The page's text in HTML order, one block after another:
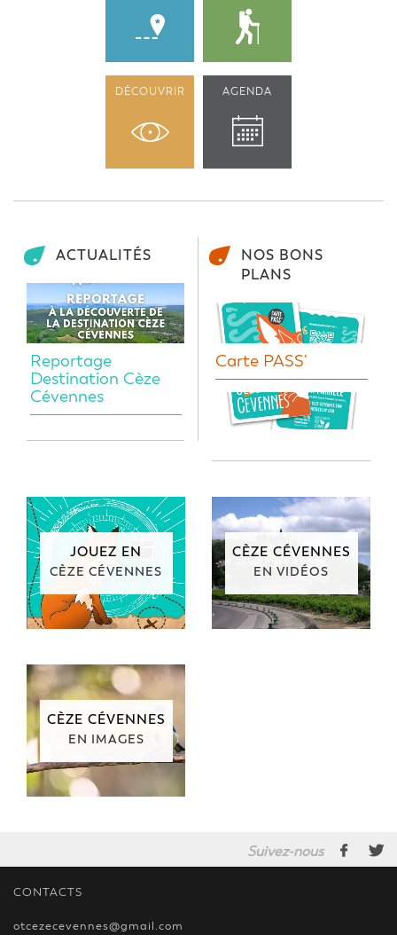
DÉCOUVRIR AGENDA
ACTUALITÉS
Reportage
Destination Cèze
Cévennes
NOS BONS
PLANS
Carte PASS'
JOUEZ EN
CÈZE CÉVENNES
CÈZE CÉVENNES
EN VIDÉOS
CÈZE CÉVENNES
EN IMAGES
Suivez-nous
CONTACTS
otcezecevennes@gmail.com